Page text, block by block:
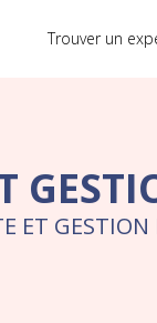
Trouver un
GESTION